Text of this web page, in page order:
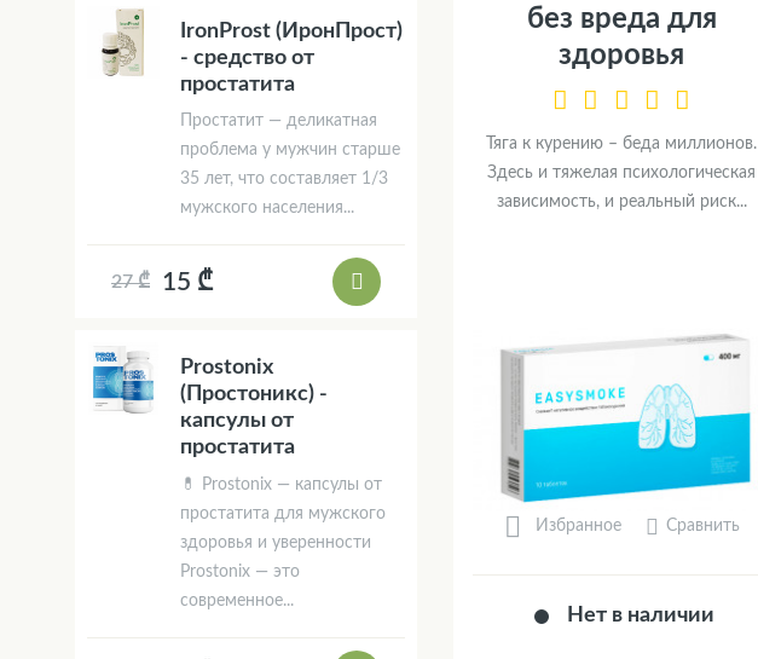
без вреда для
здоровья
Тяга к курению – беда миллионов.
Здесь и тяжелая психологическая
зависимость, и реальный риск...
Избранное Сравнить
Нет в наличии
IronProst (ИронПрост)
- средство от
простатита
Простатит — деликатная
проблема у мужчин старше
35 лет, что составляет 1/3
мужского населения...
27 ₾ 15 ₾
Prostonix
(Простоникс) -
капсулы от
простатита
💊 Prostonix — капсулы от
простатита для мужского
здоровья и уверенности
Prostonix — это
современное...